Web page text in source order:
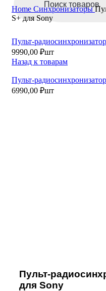
Home Синхронизаторы
S+ для Sony
Пульт-
9990,00 ₽шт
Назад к товарам
Пульт-
6990,00 ₽шт
Пульт-
для Sony